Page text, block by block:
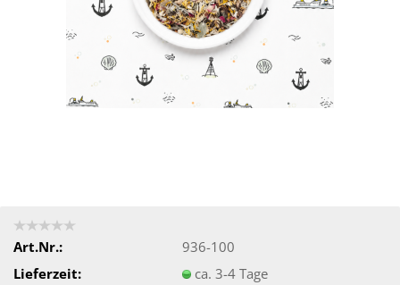
Art.Nr.:
936-100
Lieferzeit:
ca. 3-4 Tage